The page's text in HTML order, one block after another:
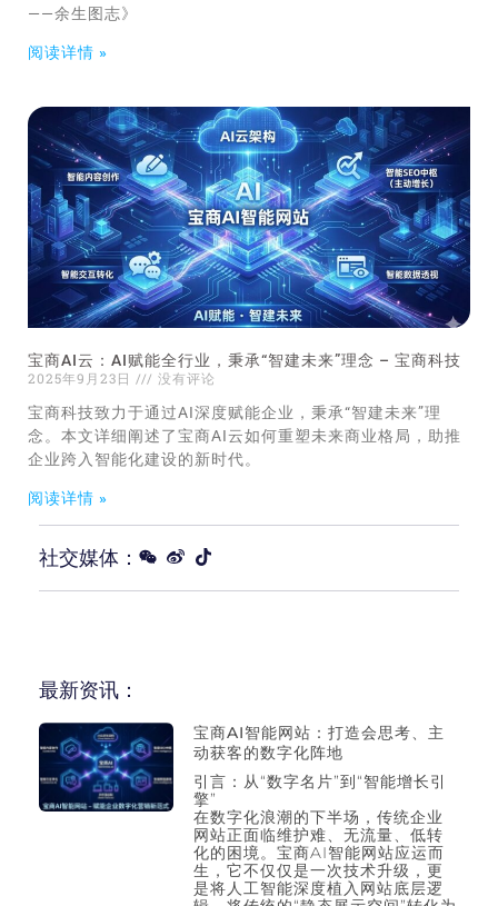
——余生图志》
阅读详情 »
宝商AI云：AI赋能全行业，秉承“智建未来”理念 – 宝商科技
2025年9月23日
没有评论
宝商科技致力于通过AI深度赋能企业，秉承“智建未来”理
念。本文详细阐述了宝商AI云如何重塑未来商业格局，助推
企业跨入智能化建设的新时代。
阅读详情 »
社交媒体：
最新资讯：
宝商AI智能网站：打造会思考、主
动获客的数字化阵地
引言：从“数字名片”到“智能增长引
擎”
在数字化浪潮的下半场，传统企业
网站正面临维护难、无流量、低转
化的困境。宝商AI智能网站应运而
生，它不仅仅是一次技术升级，更
是将人工智能深度植入网站底层逻